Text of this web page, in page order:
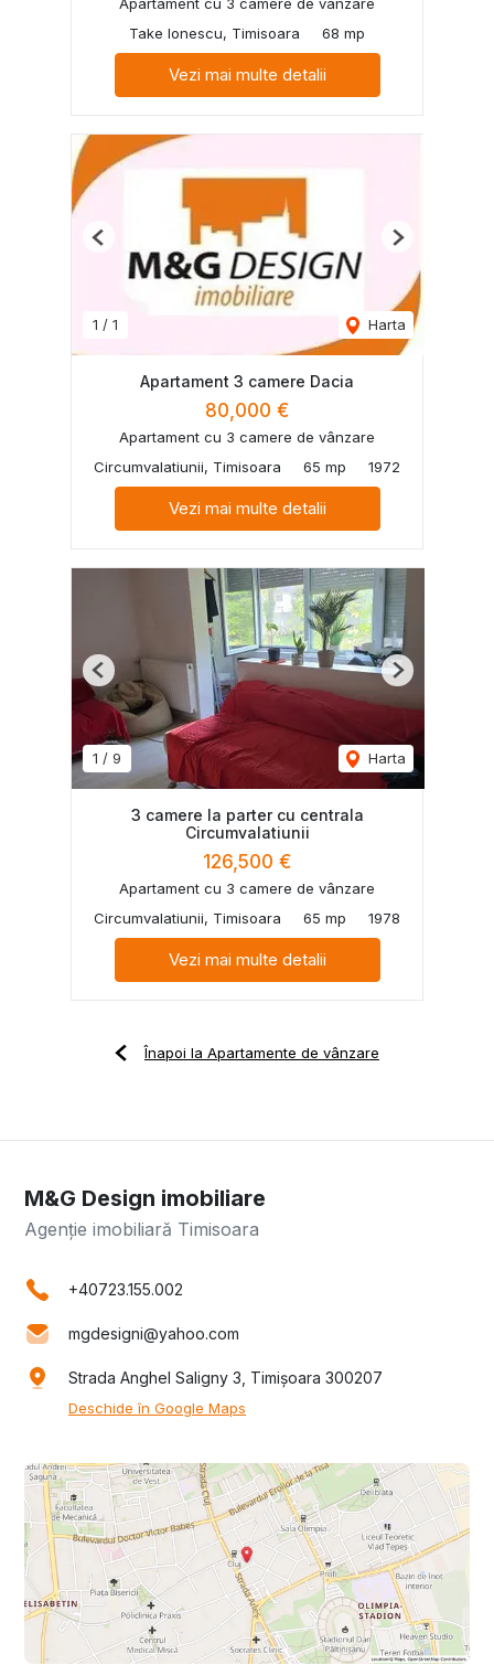
Take Ionescu, Timisoara
68 mp
Vezi mai multe detalii
1 / 1 Harta
Previous Next
Apartament 3 camere Dacia
80,000 €
Apartament cu 3 camere de vânzare
Circumvalatiunii, Timisoara
65 mp 1972
Vezi mai multe detalii
1 / 9 Harta
Previous Next
3 camere la parter cu centrala
Circumvalatiunii
126,500 €
Apartament cu 3 camere de vânzare
Circumvalatiunii, Timisoara
65 mp 1978
Vezi mai multe detalii
Înapoi la Apartamente de vânzare
M&G Design imobiliare
Agenție imobiliară Timisoara
+40723.155.002
mgdesigni@yahoo.com
Strada Anghel Saligny 3, Timișoara 300207
Deschide în Google Maps